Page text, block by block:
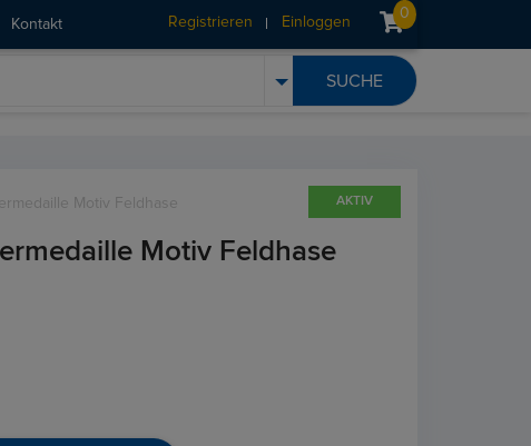
Kontakt Registrieren Einloggen
0
Motiv Feldhase AKTIV
Motiv Feldhase